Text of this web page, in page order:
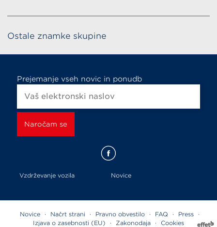
Ostale znamke skupine
Prejemanje vseh novic in ponudb
Vzdrževanje vozila Novice
Novice · Načrt strani · Pravno obvestilo · FAQ · Press
·
Izjava o zasebnosti (EU)
· Zakonodaja · Cookies